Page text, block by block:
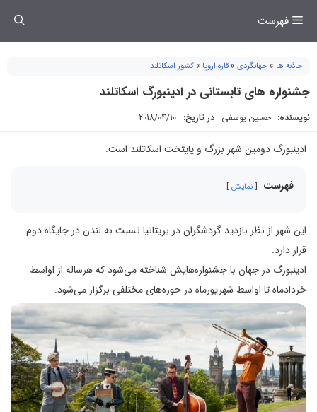
فهرست
جاذبه ها » جهانگردی » قاره اروپا » کشور اسکاتلند
جشنواره های تابستانی در ادینبورگ اسکاتلند
نویسنده: حسین یوسفی در تاریخ: 2018/04/10
ادینبورگ دومین شهر بزرگ و پایتخت اسکاتلند است.
فهرست نمایش
این شهر از نظر بازدید گردشگران در بریتانیا نسبت به لندن در جایگاه دوم
قرار دارد.
ادینبورگ در جهان با جشنواره‌هایش شناخته می‌شود که هرساله از اواسط
خردادماه تا اواسط شهریورماه در حوزه‌های مختلفی برگزار می‌شود.